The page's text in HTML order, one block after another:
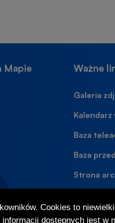
Cookies to
dostępnych jest w
Mapie Ważne
Galeria
Kalendarz
Baza
Baza
Strona